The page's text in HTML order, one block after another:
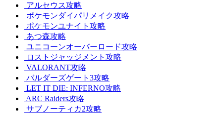
アルセウス攻略
ポケモンダイパリメイク攻略
ポケモンユナイト攻略
あつ森攻略
ユニコーンオーバーロード攻略
ロストジャッジメント攻略
VALORANT攻略
バルダーズゲート3攻略
LET IT DIE: INFERNO攻略
ARC Raiders攻略
サブノーティカ2攻略